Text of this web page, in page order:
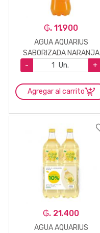
₲. 11.900
AGUA AQUARIUS
SABORIZADA NARANJA
1,5LTS
- Un. +
Agregar al carrito
₲. 21.400
AGUA AQUARIUS